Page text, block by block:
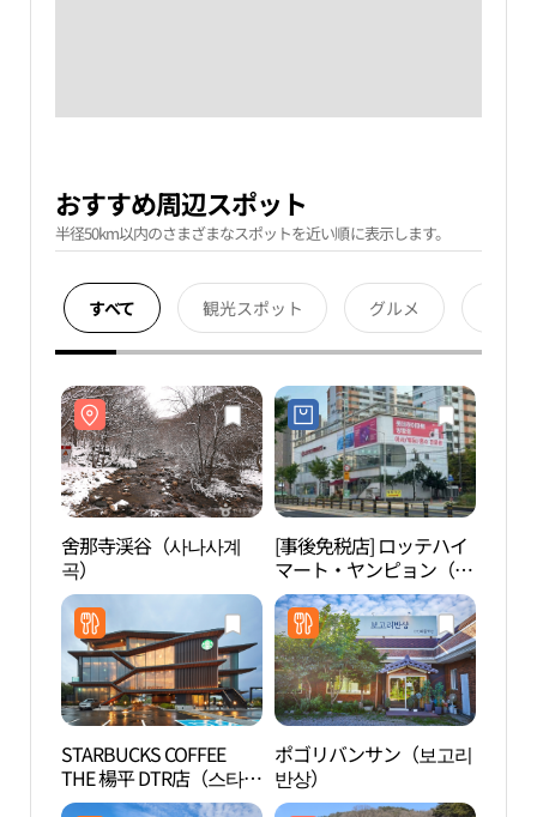
おすすめ周辺スポット
半径50km以内のさまざまなスポットを近い順に表示します。
すべて 観光スポット グルメ
舍那寺渓谷（사나사계
곡）
[事後免税店] ロッテハイ
マート・ヤンピョン（楊
平）店(롯데하이마트 양
평점)
STARBUCKS COFFEE
THE 楊平 DTR店（스타벅
스 더양평DTR점）
ポゴリバンサン（보고리
반상）